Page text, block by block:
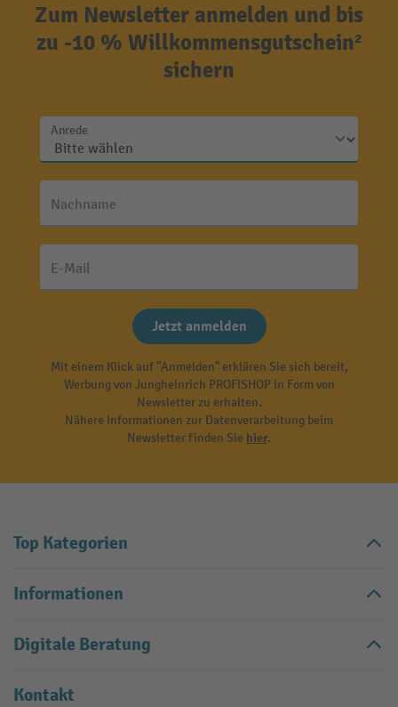
Zum Newsletter anmelden und bis
zu -10 % Willkommensgutschein²
sichern
Anrede
Nachname
E-Mail
Jetzt anmelden
Mit einem Klick auf "Anmelden" erklären Sie sich bereit,
Werbung von Jungheinrich PROFISHOP in Form von
Newsletter zu erhalten.
Nähere Informationen zur Datenverarbeitung beim
Newsletter finden Sie hier.
Top Kategorien
Informationen
Digitale Beratung
Kontakt